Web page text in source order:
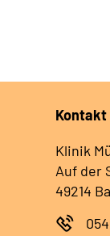
Kontakt
Klinik
Auf der
49214